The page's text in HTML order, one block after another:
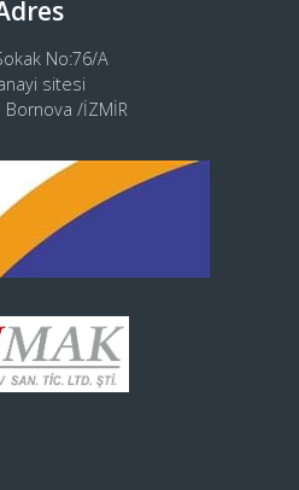
No:76/A
sitesi
Bornova /İZMİR